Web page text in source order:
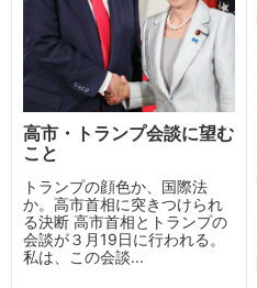
高市・トランプ会談に望む
こと
トランプの顔色か、国際法
か。高市首相に突きつけられ
る決断 高市首相とトランプの
会談が３月19日に行われる。
私は、この会談...